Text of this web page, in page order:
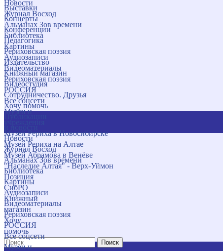
Новости
Журнал Восход
Альманах Зов времени
Библиотека
Картины
Аудиозаписи
Видеоматериалы
Рериховская поэзия
РОССИЯ
Все соцсети
Музеи и
Музей Рериха в Новосибирске
Музей Рериха на Алтае
Музей Абрамова в Венёве
"Наследие Алтая" - Верх-Уймон
Позиция
СибРО
Книжный
магазин
Хочу
помочь
Поиск
Выставки
Концерты
Конференции
Педагогика
Рериховская поэзия
Издательство
Книжный магазин
Видеостудия
Сотрудничество. Друзья
Хочу помочь
Новости
Журнал Восход
Альманах Зов времени
Библиотека
Картины
Аудиозаписи
Видеоматериалы
Рериховская поэзия
РОССИЯ
Все соцсети
Музеи и